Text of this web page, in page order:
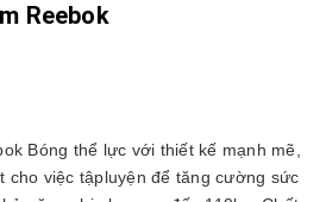
Reebok
Bóng thể lực với thiết kế mạnh mẽ,
cho việc tậpluyện để tăng cường sức